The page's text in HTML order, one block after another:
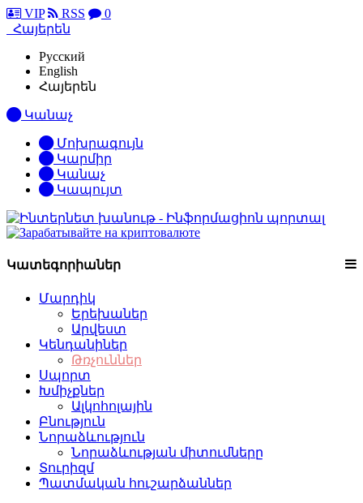
VIP RSS
0
Հայերեն
Русский
English
Հայերեն
Կանաչ
Մոխրագույն
Կարմիր
Կանաչ
Կապույտ
Կատեգորիաներ
Մարդիկ
Երեխաներ
Արվեստ
Կենդանիներ
Թռչուններ
Սպորտ
Խմիչքներ
Ալկոհոլային
Բնություն
Նորաձևություն
Նորաձևության միտումները
Տուրիզմ
Պատմական հուշարձաններ